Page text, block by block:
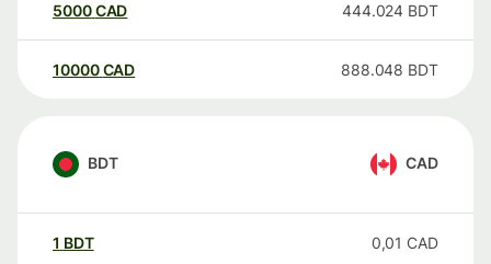
5000CAD 444.024 BDT
10000 CAD 888.048 BDT
BDT CAD
1 BDT 0,01 CAD